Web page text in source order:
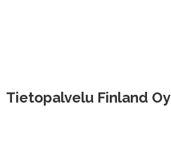
Tietopalvelu Finland Oy